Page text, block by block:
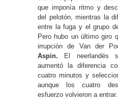
que imponía ritmo y
del pelotón, mientras la
entre la fuga y el grupo
Pero hubo un último giro
irrupción de Van der
Aspin. El neerlandés
aumentó la diferencia
cuatro minutos y
aunque los cuatro
esfuerzo volvieron a entrar.